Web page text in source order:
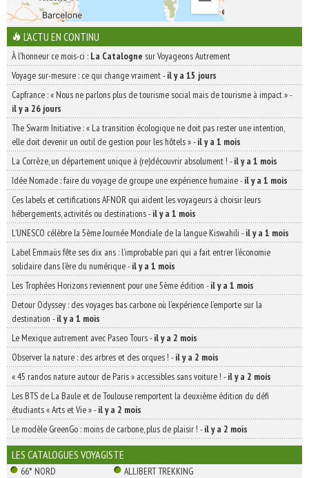
L'ACTU EN CONTINU
À l'honneur ce mois-ci : La Catalogne sur Voyageons Autrement
Voyage sur-mesure : ce qui change vraiment-il y a 15 jours
Capfrance : « Nous ne parlons plus de tourisme social mais de tourisme à impact »-
il y a 26 jours
The Swarm Initiative : « La transition écologique ne doit pas rester une intention,
elle doit devenir un outil de gestion pour les hôtels »-il y a 1 mois
La Corrèze, un département unique à (re)découvrir absolument ! -il y a 1 mois
Idée Nomade : faire du voyage de groupe une expérience humaine-il y a 1 mois
Ces labels et certifications AFNOR qui aident les voyageurs à choisir leurs
hébergements, activités ou destinations-il y a 1 mois
L’UNESCO célèbre la 5ème Journée Mondiale de la langue Kiswahili -il y a 1 mois
Label Emmaüs fête ses dix ans : l’improbable pari qui a fait entrer l’économie
solidaire dans l’ère du numérique-il y a 1 mois
Les Trophées Horizons reviennent pour une 5ème édition -il y a 1 mois
Detour Odyssey : des voyages bas carbone où l’expérience l’emporte sur la
destination -il y a 1 mois
Le Mexique autrement avec Paseo Tours-il y a 2 mois
Observer la nature : des arbres et des orques ! -il y a 2 mois
« 45 randos nature autour de Paris » accessibles sans voiture ! -il y a 2 mois
Les BTS de La Baule et de Toulouse remportent la deuxième édition du défi
étudiants « Arts et Vie »-il y a 2 mois
Le modèle GreenGo : moins de carbone, plus de plaisir ! -il y a 2 mois
LES CATALOGUES VOYAGISTE
66° NORD
ALLIBERT TREKKING